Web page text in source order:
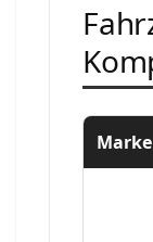
Marke